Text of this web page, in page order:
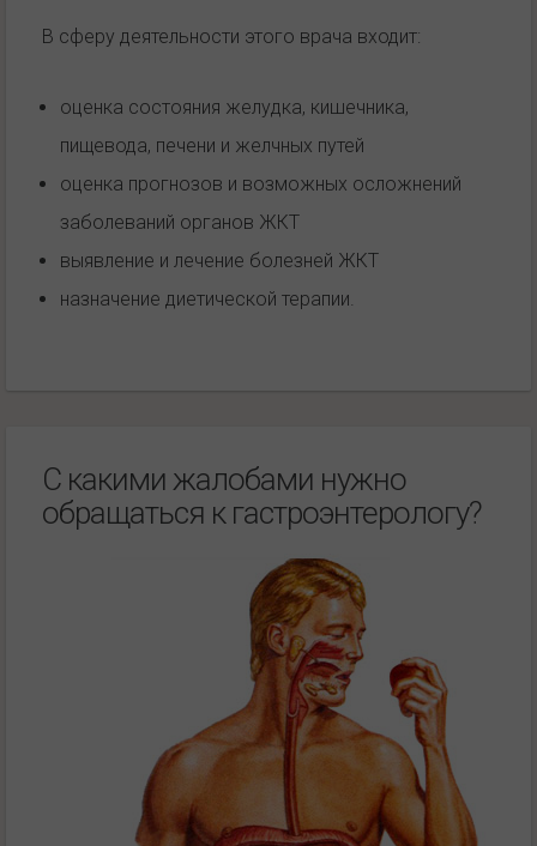
В сферу деятельности этого врача входит:
оценка состояния желудка, кишечника,
пищевода, печени и желчных путей
оценка прогнозов и возможных осложнений
заболеваний органов ЖКТ
выявление и лечение болезней ЖКТ
назначение диетической терапии.
С какими жалобами нужно
обращаться к гастроэнтерологу?